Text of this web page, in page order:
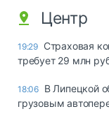
Центр
19:29 Страховая
требует 29 млн
18:06 В Липецкой
грузовым